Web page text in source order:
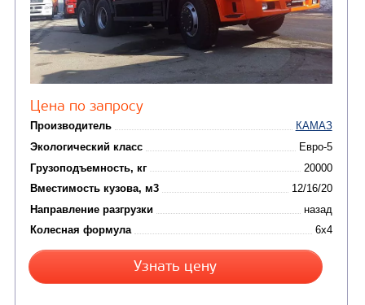
от 5 100 000 ₽
Производитель
Экологический класс